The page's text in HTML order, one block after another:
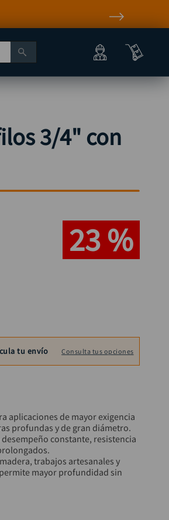
3/4" con
23 %
tu envío Consulta tus opciones
aplicaciones de mayor exigencia
profundas y de gran diámetro.
constante, resistencia
trabajos artesanales y
permite mayor profundidad sin